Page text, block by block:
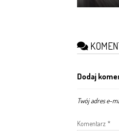
Dodaj
Twój adres e-
Komentarz *